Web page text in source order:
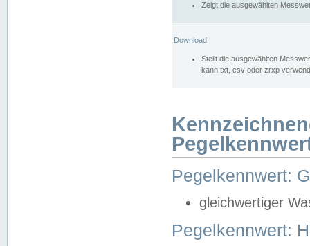
Zeigt die ausgewählten
Download
Stellt die ausgewählten
kann txt, csv oder zrxp
Pegelkennwert:
gleichwertiger
Pegelkennwert: